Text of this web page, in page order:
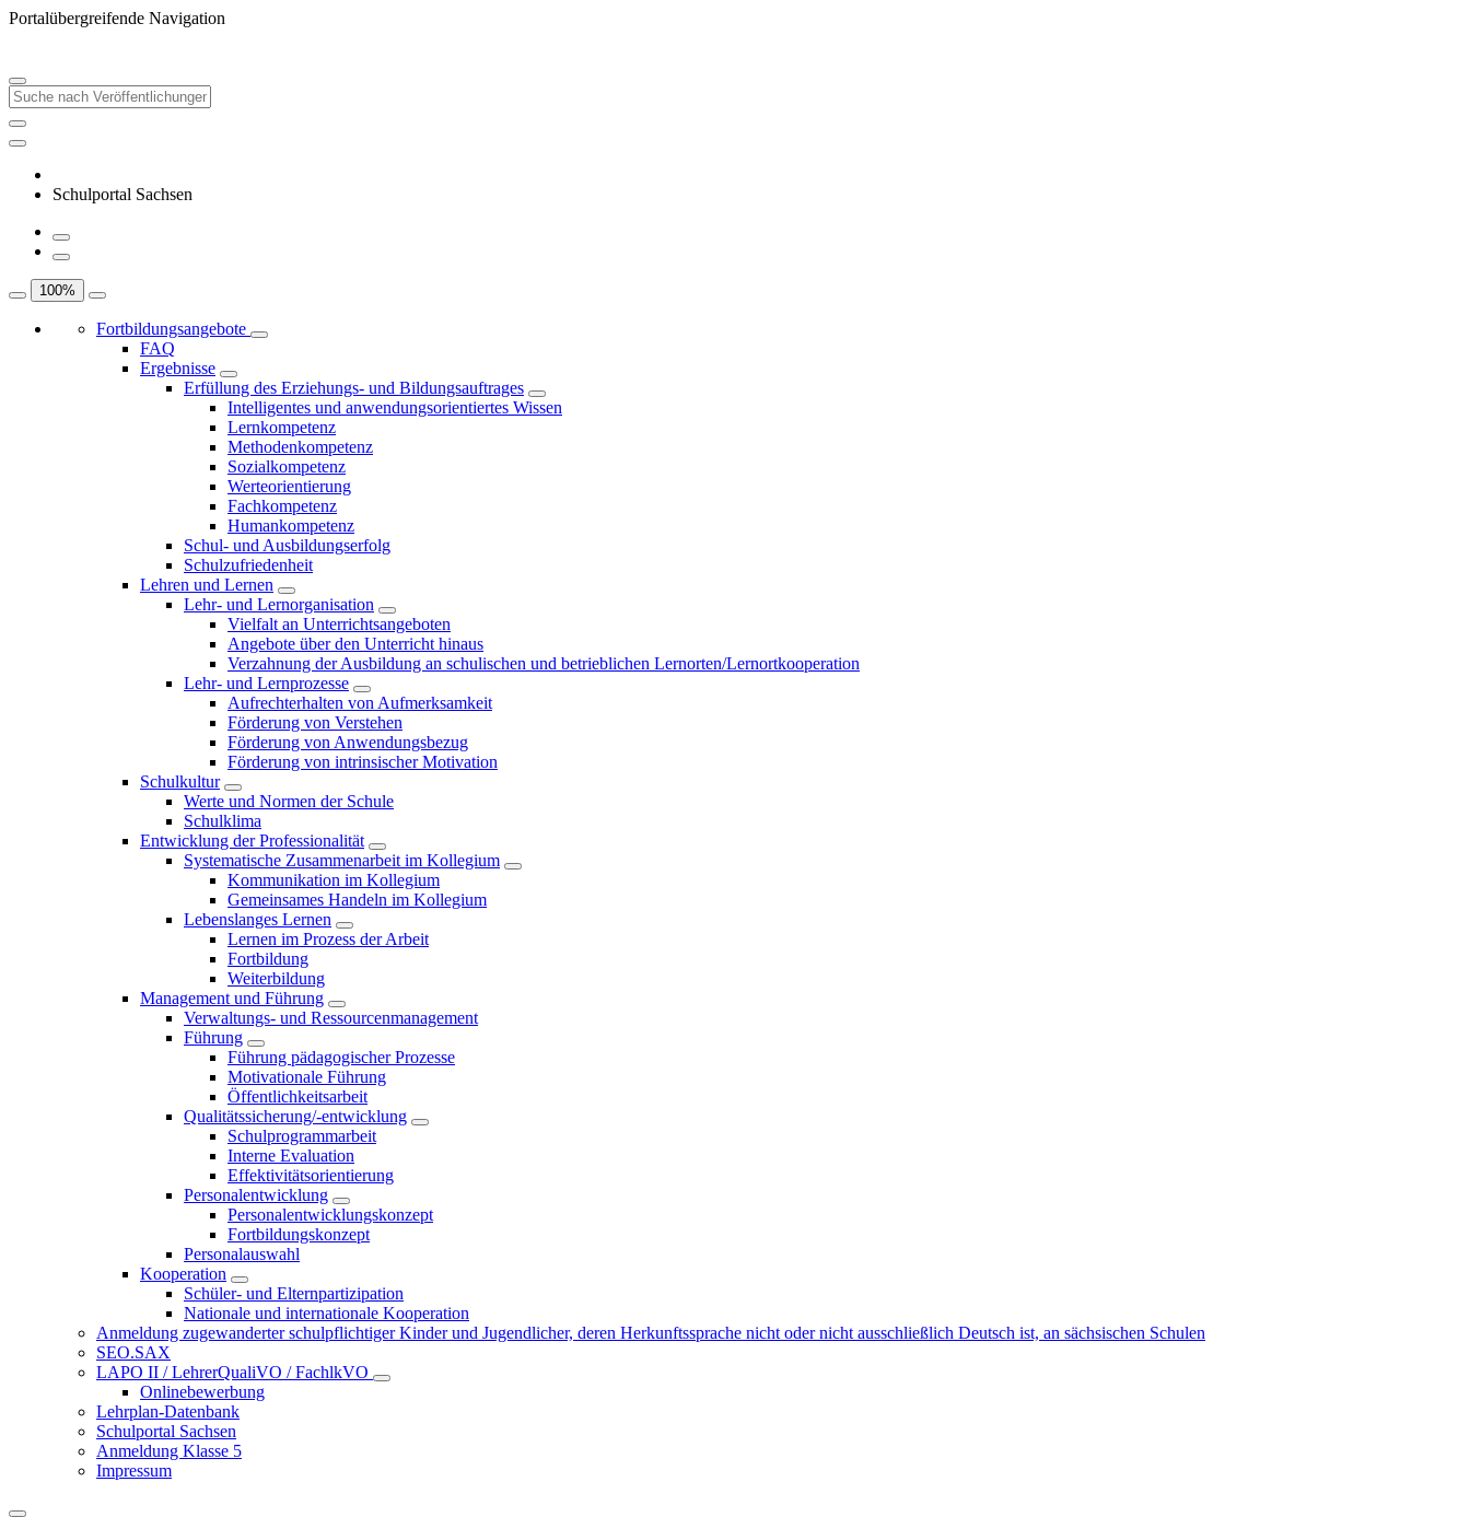
Portalübergreifende Navigation
Schulportal Sachsen
100%
Fortbildungsangebote
FAQ
Ergebnisse
Erfüllung des Erziehungs- und Bildungsauftrages
Intelligentes und anwendungsorientiertes Wissen
Lernkompetenz
Methodenkompetenz
Sozialkompetenz
Werteorientierung
Fachkompetenz
Humankompetenz
Schul- und Ausbildungserfolg
Schulzufriedenheit
Lehren und Lernen
Lehr- und Lernorganisation
Vielfalt an Unterrichtsangeboten
Angebote über den Unterricht hinaus
Verzahnung der Ausbildung an schulischen und betrieblichen Lernorten/Lernortkooperation
Lehr- und Lernprozesse
Aufrechterhalten von Aufmerksamkeit
Förderung von Verstehen
Förderung von Anwendungsbezug
Förderung von intrinsischer Motivation
Schulkultur
Werte und Normen der Schule
Schulklima
Entwicklung der Professionalität
Systematische Zusammenarbeit im Kollegium
Kommunikation im Kollegium
Gemeinsames Handeln im Kollegium
Lebenslanges Lernen
Lernen im Prozess der Arbeit
Fortbildung
Weiterbildung
Management und Führung
Verwaltungs- und Ressourcenmanagement
Führung
Führung pädagogischer Prozesse
Motivationale Führung
Öffentlichkeitsarbeit
Qualitätssicherung/-entwicklung
Schulprogrammarbeit
Interne Evaluation
Effektivitätsorientierung
Personalentwicklung
Personalentwicklungskonzept
Fortbildungskonzept
Personalauswahl
Kooperation
Schüler- und Elternpartizipation
Nationale und internationale Kooperation
Anmeldung zugewanderter schulpflichtiger Kinder und Jugendlicher, deren Herkunftssprache nicht oder nicht ausschließlich Deutsch ist, an sächsischen Schulen
SEO.SAX
LAPO II / LehrerQualiVO / FachlkVO
Onlinebewerbung
Lehrplan-Datenbank
Schulportal Sachsen
Anmeldung Klasse 5
Impressum